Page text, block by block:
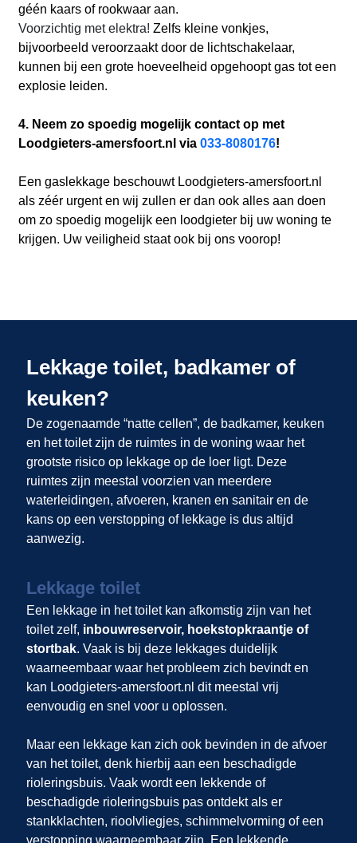
géén kaars of rookwaar aan.
Voorzichtig met elektra! Zelfs kleine vonkjes,
bijvoorbeeld veroorzaakt door de lichtschakelaar,
kunnen bij een grote hoeveelheid opgehoopt gas tot een
explosie leiden.
4. Neem zo spoedig mogelijk contact op met
Loodgieters-amersfoort.nl via 033-8080176!
Een gaslekkage beschouwt Loodgieters-amersfoort.nl
als zéér urgent en wij zullen er dan ook alles aan doen
om zo spoedig mogelijk een loodgieter bij uw woning te
krijgen. Uw veiligheid staat ook bij ons voorop!
Lekkage toilet, badkamer of
keuken?
De zogenaamde “natte cellen”, de badkamer, keuken
en het toilet zijn de ruimtes in de woning waar het
grootste risico op lekkage op de loer ligt. Deze
ruimtes zijn meestal voorzien van meerdere
waterleidingen, afvoeren, kranen en sanitair en de
kans op een verstopping of lekkage is dus altijd
aanwezig.
Lekkage toilet
Een lekkage in het toilet kan afkomstig zijn van het
toilet zelf, inbouwreservoir, hoekstopkraantje of
stortbak. Vaak is bij deze lekkages duidelijk
waarneembaar waar het probleem zich bevindt en
kan Loodgieters-amersfoort.nl dit meestal vrij
eenvoudig en snel voor u oplossen.
Maar een lekkage kan zich ook bevinden in de afvoer
van het toilet, denk hierbij aan een beschadigde
rioleringsbuis. Vaak wordt een lekkende of
beschadigde rioleringsbuis pas ontdekt als er
stankklachten, rioolvliegjes, schimmelvorming of een